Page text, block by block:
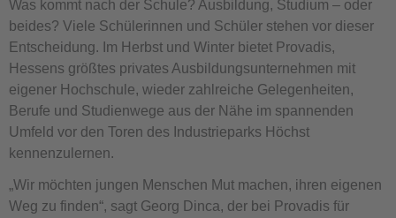
Was kommt nach der Schule? Ausbildung, Studium – oder
beides? Viele Schülerinnen und Schüler stehen vor dieser
Entscheidung. Im Herbst und Winter bietet Provadis,
Hessens größtes privates Ausbildungsunternehmen mit
eigener Hochschule, wieder zahlreiche Gelegenheiten,
Berufe und Studienwege aus der Nähe im spannenden
Umfeld vor den Toren des Industrieparks Höchst
kennenzulernen.
„Wir möchten jungen Menschen Mut machen, ihren eigenen
Weg zu finden“, sagt Georg Dinca, der bei Provadis für